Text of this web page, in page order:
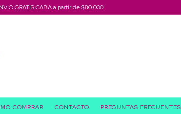
GRATIS CABA a partir de $80.000
COMPRAR CONTACTO PREGUNTAS FRECUENTES